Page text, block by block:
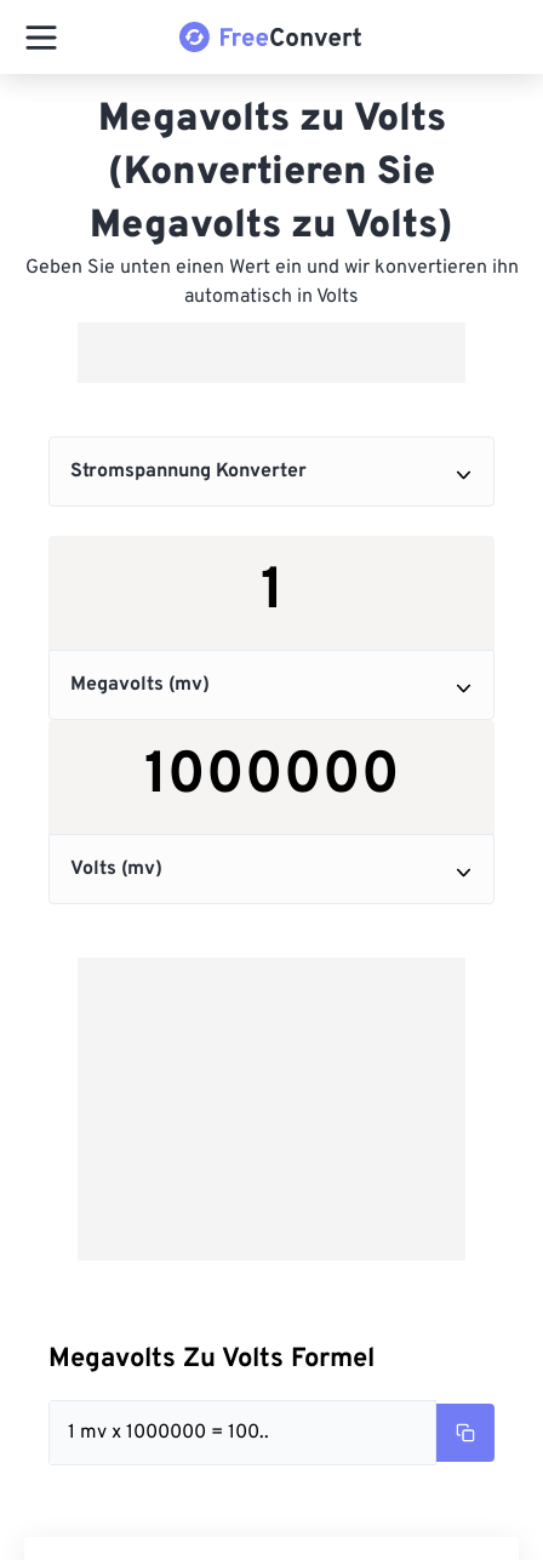
Megavolts zu Volts
(Konvertieren Sie
Megavolts zu Volts)
Geben Sie unten einen Wert ein und wir konvertieren ihn
automatisch in Volts
Megavolts Zu Volts Formel
1 mv x 1000000 = 100..